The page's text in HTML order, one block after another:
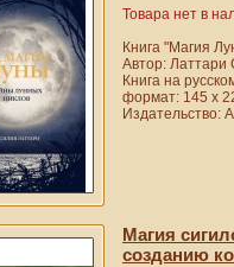
Товара нет в
Книга "Магия
Автор: Латтари
Книга на
формат: 145 х
Издательство:
Магия
созданию